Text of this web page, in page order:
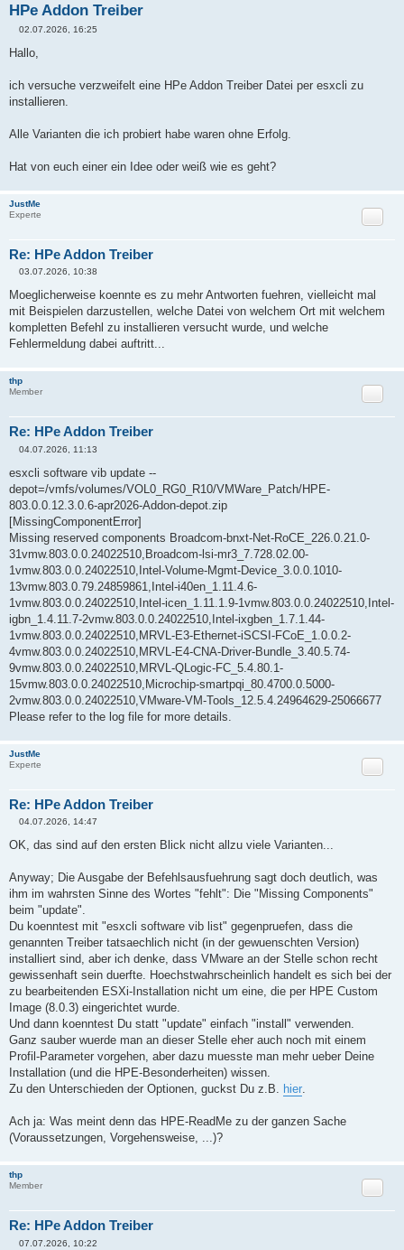
HPe Addon Treiber
e
i
r
a
g
02.07.2026, 16:25
Hallo,
ich versuche verzweifelt eine HPe Addon Treiber Datei per esxcli zu
installieren.
Alle Varianten die ich probiert habe waren ohne Erfolg.
Hat von euch einer ein Idee oder weiß wie es geht?
JustMe
Experte
Re: HPe Addon Treiber
Zitat
i
t
a
g
03.07.2026, 10:38
Moeglicherweise koennte es zu mehr Antworten fuehren, vielleicht mal
mit Beispielen darzustellen, welche Datei von welchem Ort mit welchem
kompletten Befehl zu installieren versucht wurde, und welche
Fehlermeldung dabei auftritt...
thp
Member
Re: HPe Addon Treiber
Zitat
i
t
r
a
g
04.07.2026, 11:13
esxcli software vib update --
depot=/vmfs/volumes/VOL0_RG0_R10/VMWare_Patch/HPE-
803.0.0.12.3.0.6-apr2026-Addon-depot.zip
[MissingComponentError]
Missing reserved components Broadcom-bnxt-Net-RoCE_226.0.21.0-
31vmw.803.0.0.24022510,Broadcom-lsi-mr3_7.728.02.00-
1vmw.803.0.0.24022510,Intel-Volume-Mgmt-Device_3.0.0.1010-
13vmw.803.0.79.24859861,Intel-i40en_1.11.4.6-
1vmw.803.0.0.24022510,Intel-icen_1.11.1.9-1vmw.803.0.0.24022510,Intel-
igbn_1.4.11.7-2vmw.803.0.0.24022510,Intel-ixgben_1.7.1.44-
1vmw.803.0.0.24022510,MRVL-E3-Ethernet-iSCSI-FCoE_1.0.0.2-
4vmw.803.0.0.24022510,MRVL-E4-CNA-Driver-Bundle_3.40.5.74-
9vmw.803.0.0.24022510,MRVL-QLogic-FC_5.4.80.1-
15vmw.803.0.0.24022510,Microchip-smartpqi_80.4700.0.5000-
2vmw.803.0.0.24022510,VMware-VM-Tools_12.5.4.24964629-25066677
Please refer to the log file for more details.
JustMe
Experte
Re: HPe Addon Treiber
Zitat
e
i
a
g
04.07.2026, 14:47
OK, das sind auf den ersten Blick nicht allzu viele Varianten...
Anyway; Die Ausgabe der Befehlsausfuehrung sagt doch deutlich, was
ihm im wahrsten Sinne des Wortes "fehlt": Die "Missing Components"
beim "update".
Du koenntest mit "esxcli software vib list" gegenpruefen, dass die
genannten Treiber tatsaechlich nicht (in der gewuenschten Version)
installiert sind, aber ich denke, dass VMware an der Stelle schon recht
gewissenhaft sein duerfte. Hoechstwahrscheinlich handelt es sich bei der
zu bearbeitenden ESXi-Installation nicht um eine, die per HPE Custom
Image (8.0.3) eingerichtet wurde.
Und dann koenntest Du statt "update" einfach "install" verwenden.
Ganz sauber wuerde man an dieser Stelle eher auch noch mit einem
Profil-Parameter vorgehen, aber dazu muesste man mehr ueber Deine
Installation (und die HPE-Besonderheiten) wissen.
Zu den Unterschieden der Optionen, guckst Du z.B. hier.
Ach ja: Was meint denn das HPE-ReadMe zu der ganzen Sache
(Voraussetzungen, Vorgehensweise, ...)?
thp
Member
Re: HPe Addon Treiber
Zitat
07.07.2026, 10:22